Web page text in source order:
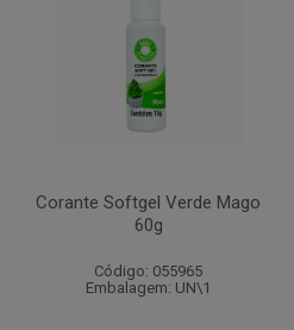
Corante Softgel Verde Mago
60g
Código: 055965
Embalagem: UN\1